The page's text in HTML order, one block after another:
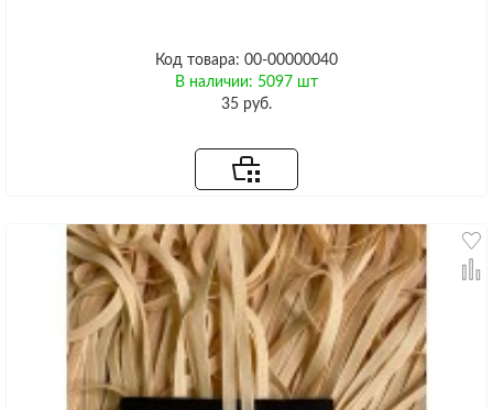
Код товара: 00-00000040
В наличии: 5097 шт
35 руб.